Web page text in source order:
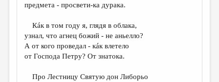
МАЛАЯ ПРОЗА
ЭССЕИСТИКА
ЛИТЕРАТУРОВЕДЕНИЕ
КУЛЬТУРОВЕДЕНИЕ
ПУБЛИЦИСТИКА
предмета - просвети-ка дурака.
Кáк в том году я, глядя в облака,
узнал, что агнец божий - не аньелло?
А от кого проведал - кáк влетело
от Господа Петру? От знатока.
Про Лестницу Святую дон Либорьо